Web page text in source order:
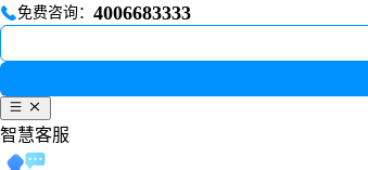
免费咨询： 4006683333
智慧客服